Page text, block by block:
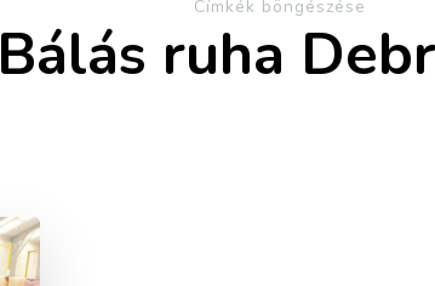
Címkék böngészése
Bálás ruha